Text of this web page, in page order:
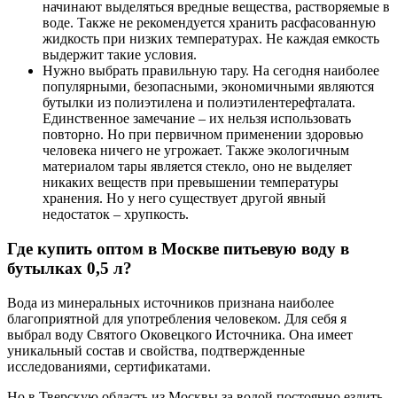
начинают выделяться вредные вещества, растворяемые в
воде. Также не рекомендуется хранить расфасованную
жидкость при низких температурах. Не каждая емкость
выдержит такие условия.
Нужно выбрать правильную тару. На сегодня наиболее
популярными, безопасными, экономичными являются
бутылки из полиэтилена и полиэтилентерефталата.
Единственное замечание – их нельзя использовать
повторно. Но при первичном применении здоровью
человека ничего не угрожает. Также экологичным
материалом тары является стекло, оно не выделяет
никаких веществ при превышении температуры
хранения. Но у него существует другой явный
недостаток – хрупкость.
Где купить оптом в Москве питьевую воду в
бутылках 0,5 л?
Вода из минеральных источников признана наиболее
благоприятной для употребления человеком. Для себя я
выбрал воду Святого Оковецкого Источника. Она имеет
уникальный состав и свойства, подтвержденные
исследованиями, сертификатами.